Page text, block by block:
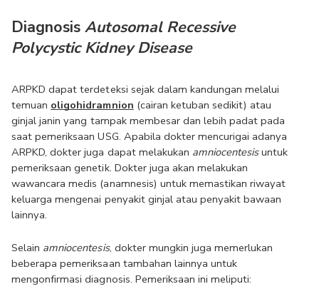
Diagnosis Autosomal Recessive
Polycystic Kidney Disease
ARPKD dapat terdeteksi sejak dalam kandungan melalui
temuan oligohidramnion (cairan ketuban sedikit) atau
ginjal janin yang tampak membesar dan lebih padat pada
saat pemeriksaan USG. Apabila dokter mencurigai adanya
ARPKD, dokter juga dapat melakukan amniocentesis untuk
pemeriksaan genetik. Dokter juga akan melakukan
wawancara medis (anamnesis) untuk memastikan riwayat
keluarga mengenai penyakit ginjal atau penyakit bawaan
lainnya.
Selain amniocentesis, dokter mungkin juga memerlukan
beberapa pemeriksaan tambahan lainnya untuk
mengonfirmasi diagnosis. Pemeriksaan ini meliputi: